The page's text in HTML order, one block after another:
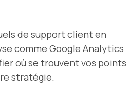
de support client en
comme Google Analytics
où se trouvent vos points
stratégie.